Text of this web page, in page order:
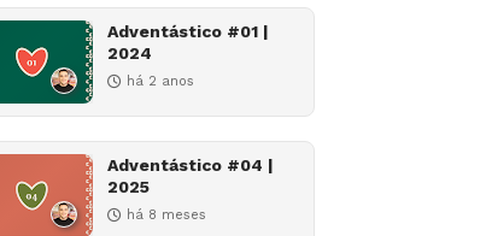
Adventástico #01 |
2024
há 2 anos
Adventástico #04 |
2025
há 8 meses